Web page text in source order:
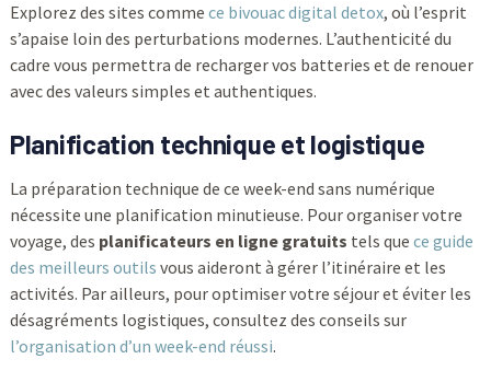
Explorez des sites comme ce bivouac digital detox, où l’esprit
s’apaise loin des perturbations modernes. L’authenticité du
cadre vous permettra de recharger vos batteries et de renouer
avec des valeurs simples et authentiques.
Planification technique et logistique
La préparation technique de ce week-end sans numérique
nécessite une planification minutieuse. Pour organiser votre
voyage, des planificateurs en ligne gratuits tels que ce guide
des meilleurs outils vous aideront à gérer l’itinéraire et les
activités. Par ailleurs, pour optimiser votre séjour et éviter les
désagréments logistiques, consultez des conseils sur
l’organisation d’un week-end réussi.